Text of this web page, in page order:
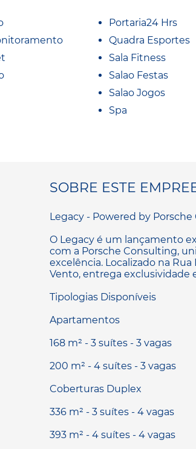
Portaria24 Hrs
Quadra Esportes
Sala Fitness
Salao Festas
Salao Jogos
Spa
SOBRE ESTE
Legacy - Powered by
O Legacy é um lançamento
com a Porsche Consulting,
excelência. Localizado na
Vento, entrega exclusividade
Tipologias Disponíveis
Apartamentos
168 m² - 3 suítes - 3 vagas
200 m² - 4 suítes - 3 vagas
Coberturas Duplex
336 m² - 3 suítes - 4 vagas
393 m² - 4 suítes - 4 vagas